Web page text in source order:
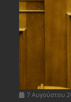
7 Αυγούστου